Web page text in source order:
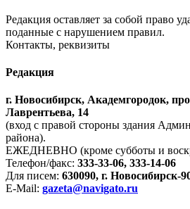
Редакция оставляет за собой право
поданные с нарушением правил.
Контакты, реквизиты
Редакция
г. Новосибирск, Академгородок,
Лаврентьева, 14
(вход с правой стороны здания
района).
ЕЖЕДНЕВНО (кроме субботы и
Телефон/факс: 333-33-06, 333-14-06
Для писем: 630090, г. Новосибирск-
E-Mail: gazeta@navigato.ru